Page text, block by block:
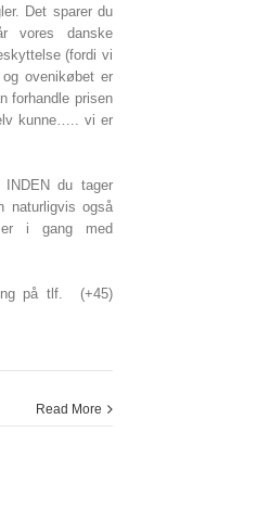
Det sparer du
vores danske
(fordi vi
ovenikøbet er
forhandle prisen
kunne….. vi er
du tager
naturligvis også
i gang med
på tlf. (+45)
Read More